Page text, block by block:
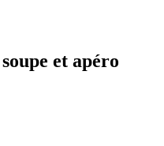
et apéro